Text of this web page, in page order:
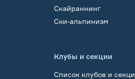
Скайраннинг
Ски-альпинизм
Клубы и секции
Список клубов и